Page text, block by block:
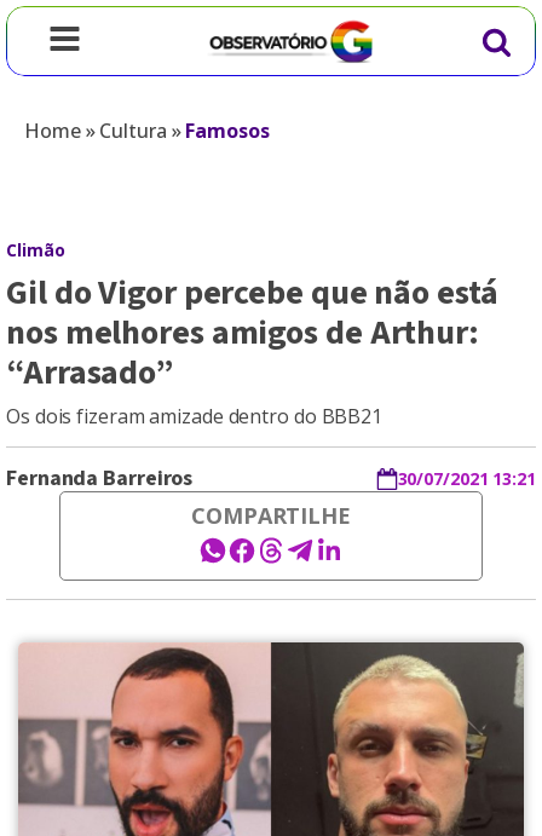
Home»Cultura »Famosos
Climão
Gil do Vigor percebe que não está
nos melhores amigos de Arthur:
“Arrasado”
Os dois fizeram amizade dentro do BBB21
Fernanda Barreiros 30/07/2021 13:21
COMPARTILHE